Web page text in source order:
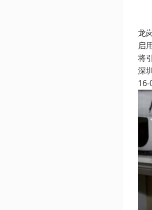
龙
启
将
深
16-